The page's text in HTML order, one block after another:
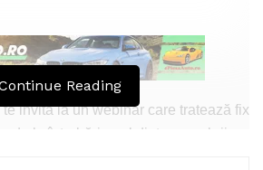
te invită la un webinar care tratează fix
la întrebări unul dintre membrii
Reading